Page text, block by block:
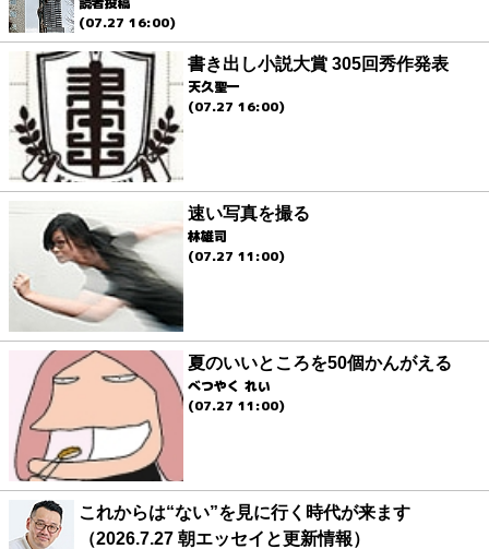
(07.27 16:00)
書き出し小説大賞 305回秀作発表
天久聖一
(07.27 16:00)
速い写真を撮る
林雄司
(07.27 11:00)
夏のいいところを50個かんがえる
べつやく れい
(07.27 11:00)
これからは“ない”を見に行く時代が来ます
（2026.7.27 朝エッセイと更新情報）